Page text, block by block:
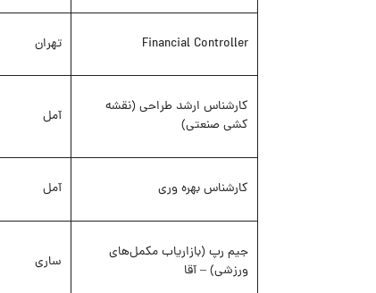
Financial Controller تهران
کارشناس ارشد طراحی (نقشه
کشی صنعتی)
آمل
کارشناس بهره وری آمل
جیم رپ (بازاریاب مکمل‌های
ورزشی) – آقا
ساری